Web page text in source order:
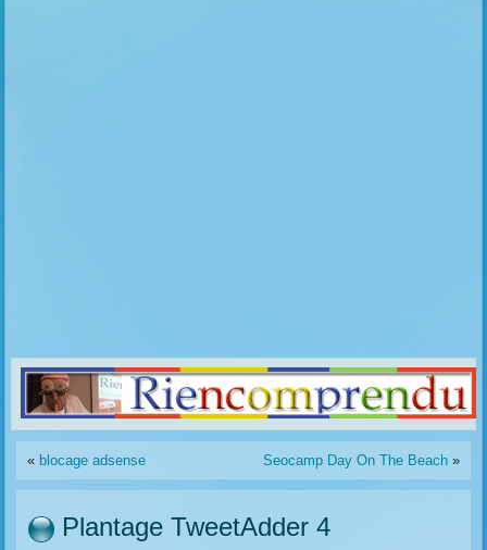
« blocage adsense Seocamp Day On The Beach»
Plantage TweetAdder 4